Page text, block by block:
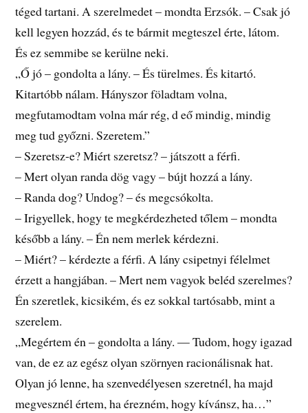
téged tartani. A szerelmedet – mondta Erzsók. – Csak jó
kell legyen hozzád, és te bármit megteszel érte, látom.
És ez semmibe se kerülne neki.
„Ő jó – gondolta a lány. – És türelmes. És kitartó.
Kitartóbb nálam. Hányszor föladtam volna,
megfutamodtam volna már rég, d eő mindig, mindig
meg tud győzni. Szeretem.”
– Szeretsz-e? Miért szeretsz? – játszott a férfi.
– Mert olyan randa dög vagy – bújt hozzá a lány.
– Randa dog? Undog? – és megcsókolta.
– Irigyellek, hogy te megkérdezheted tőlem – mondta
később a lány. – Én nem merlek kérdezni.
– Miért? – kérdezte a férfi. A lány csipetnyi félelmet
érzett a hangjában. – Mert nem vagyok beléd szerelmes?
Én szeretlek, kicsikém, és ez sokkal tartósabb, mint a
szerelem.
„Megértem én – gondolta a lány. — Tudom, hogy igazad
van, de ez az egész olyan szörnyen racionálisnak hat.
Olyan jó lenne, ha szenvedélyesen szeretnél, ha majd
megvesznél értem, ha érezném, hogy kívánsz, ha…”